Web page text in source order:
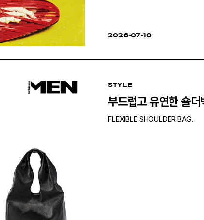
2026-07-10
STYLE
부드럽고 유연한 숄
FLEXIBLE SHOULDER BAG.